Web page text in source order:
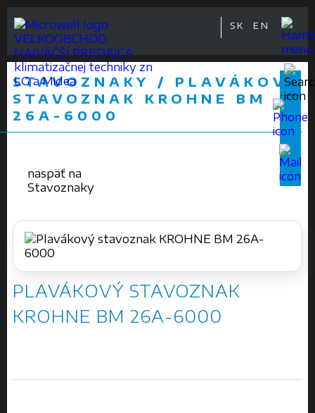
VEĽKOOBCHOD,
NAJVÄČŠÍ PREDAJCA
klimatizačnej techniky zn
LG a Midea
SK EN
STAVOZNAKY / PLAVÁKOVÝ
STAVOZNAK KROHNE BM
26A-6000
naspäť na
Stavoznaky
PLAVÁKOVÝ STAVOZNAK
KROHNE BM 26A-6000